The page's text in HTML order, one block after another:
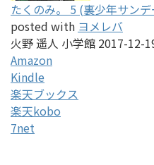
たくのみ。 5 (裏少年サン
posted with ヨメレバ
火野 遥人 小学館 2017-12-
Amazon
Kindle
楽天ブックス
楽天kobo
7net